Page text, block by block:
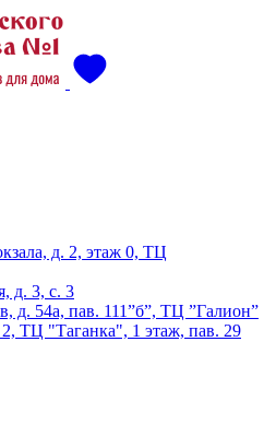
д. 2, этаж 0, ТЦ
д. 3, с. 3
д. 54а, пав. 111”б”, ТЦ ”Галион”
2, ТЦ "Таганка", 1 этаж, пав. 29